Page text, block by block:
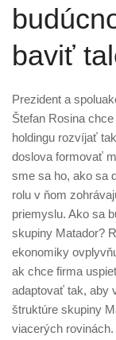
baviť
Prezident a
Štefan Rosina
holdingu rozvíjať
doslova formovať
sme sa ho, ako sa
rolu v ňom
priemyslu. Ako sa
skupiny Matador?
ekonomiky
ak chce firma
adaptovať tak, aby
štruktúre skupiny
viacerých